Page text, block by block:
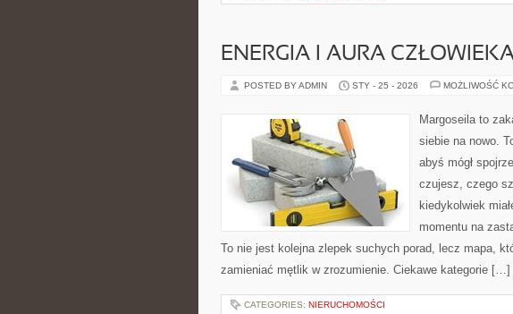
ENERGIA I AURA
POSTED BY ADMIN STY - 25 - 2026 MOŻLIWOŚĆ
Margoseila to
siebie na nowo.
abyś mógł
czujesz, czego
kiedykolwiek
momentu na
To nie jest kolejna zlepek suchych porad, lecz mapa,
zamieniać mętlik w zrozumienie. Ciekawe kategorie […]
CATEGORIES: NIERUCHOMOŚCI